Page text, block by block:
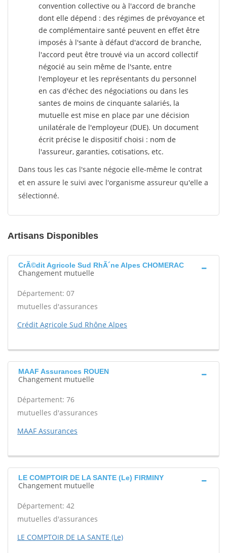
convention collective ou à l'accord de branche
dont elle dépend : des régimes de prévoyance et
de complémentaire santé peuvent en effet être
imposés à l'sante à défaut d'accord de branche,
l'accord peut être trouvé via un accord collectif
négocié au sein même de l'sante, entre
l'employeur et les représentants du personnel
en cas d'échec des négociations ou dans les
santes de moins de cinquante salariés, la
mutuelle est mise en place par une décision
unilatérale de l'employeur (DUE). Un document
écrit précise le dispositif choisi : nom de
l'assureur, garanties, cotisations, etc.
Dans tous les cas l'sante négocie elle-même le contrat
et en assure le suivi avec l'organisme assureur qu'elle a
sélectionné.
Artisans Disponibles
CrÃ©dit Agricole Sud RhÃ´ne Alpes CHOMERAC
Changement mutuelle
Département: 07
mutuelles d'assurances
Crédit Agricole Sud Rhône Alpes
MAAF Assurances ROUEN
Changement mutuelle
Département: 76
mutuelles d'assurances
MAAF Assurances
LE COMPTOIR DE LA SANTE (Le) FIRMINY
Changement mutuelle
Département: 42
mutuelles d'assurances
LE COMPTOIR DE LA SANTE (Le)